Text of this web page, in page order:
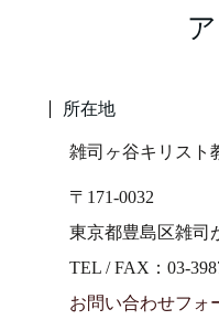
所在地
雑司ヶ谷キリスト
〒171-0032
東京都豊島区雑司
TEL / FAX：03-
お問い合わせフォ